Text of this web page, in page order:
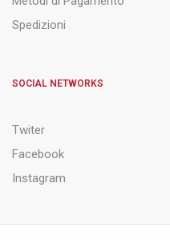
Spedizioni
SOCIAL NETWORKS
Twiter
Facebook
Instagram